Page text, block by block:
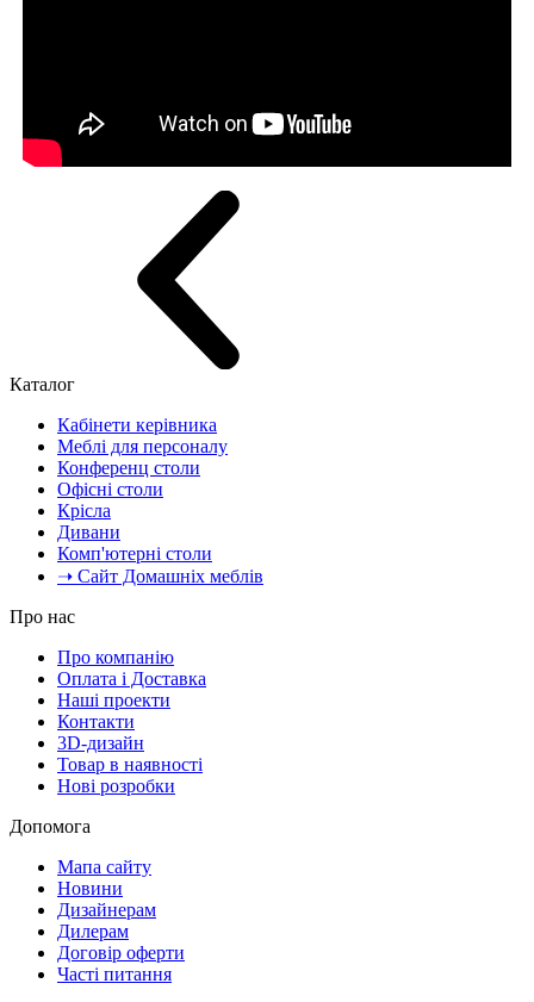
Каталог
Кабінети керівника
Меблі для персоналу
Конференц столи
Офісні столи
Крісла
Дивани
Комп'ютерні столи
➝ Сайт Домашніх меблів
Про нас
Про компанію
Оплата і Доставка
Наші проекти
Контакти
3D-дизайн
Товар в наявності
Нові розробки
Допомога
Мапа сайту
Новини
Дизайнерам
Дилерам
Договір оферти
Часті питання